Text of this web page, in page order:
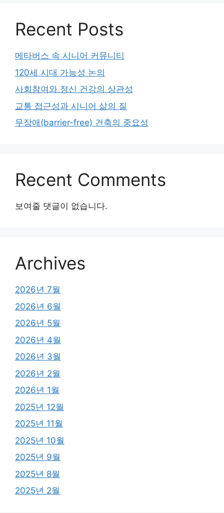
Recent Posts
메타버스 속 시니어 커뮤니티
120세 시대 가능성 논의
사회참여와 정신 건강의 상관성
교통 접근성과 시니어 삶의 질
무장애(barrier-free) 건축의 중요성
Recent Comments
보여줄 댓글이 없습니다.
Archives
2026년 7월
2026년 6월
2026년 5월
2026년 4월
2026년 3월
2026년 2월
2026년 1월
2025년 12월
2025년 11월
2025년 10월
2025년 9월
2025년 8월
2025년 2월